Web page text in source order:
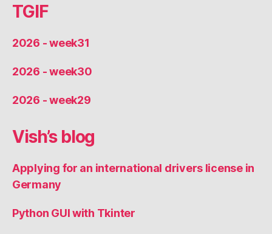
TGIF
2026 - week31
2026 - week30
2026 - week29
Vish’s blog
Applying for an international drivers license in
Germany
Python GUI with Tkinter